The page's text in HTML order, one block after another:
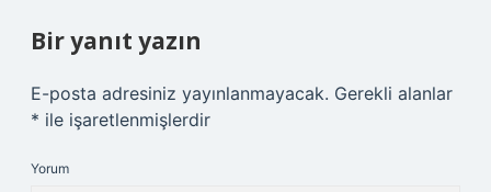
Bir yanıt yazın
E-posta adresiniz yayınlanmayacak. Gerekli alanlar
* ile işaretlenmişlerdir
Yorum